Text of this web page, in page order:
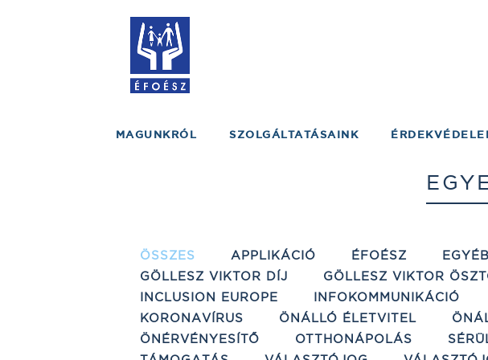
MAGUNKRÓL SZOLGÁLTATÁSAINK
ÖSSZES APPLIKÁCIÓ ÉFOÉSZ EGYÉB
GÖLLESZ VIKTOR DÍJ
GÖLLESZ VIKTOR
INCLUSION EUROPE
INFOKOMMUNIKÁCIÓ
KORONAVÍRUS
ÖNÁLLÓ ÉLETVITEL
ÖNÉRVÉNYESÍTŐ
OTTHONÁPOLÁS